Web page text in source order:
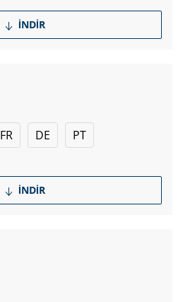
İNDIR
FR DE PT
İNDIR